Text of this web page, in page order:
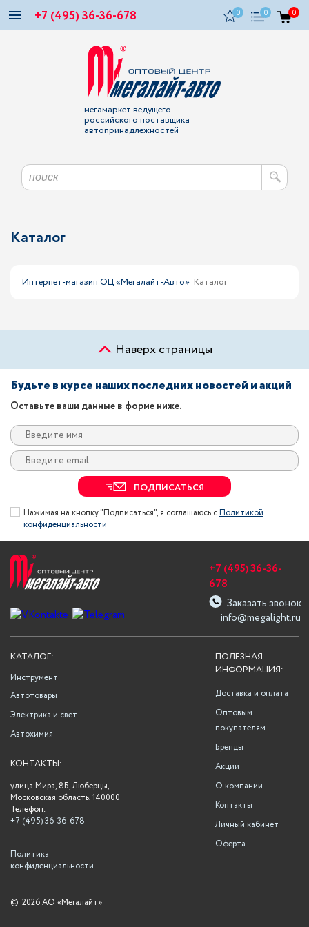
+7 (495) 36-36-678 0 0 0
мегамаркет ведущего
российского поставщика
автопринадлежностей
Каталог
Интернет-магазин ОЦ «Мегалайт-Авто» Каталог
Наверх страницы
Будьте в курсе наших последних новостей и акций
Оставьте ваши данные в форме ниже.
ПОДПИСАТЬСЯ
Нажимая на кнопку "Подписаться", я соглашаюсь сПолитикой
конфиденциальности
info@megalight.ru
+7 (495) 36-36-
678
Заказать звонок
ПОЛЕЗНАЯ
ИНФОРМАЦИЯ:
Доставка и оплата
Оптовым
покупателям
Бренды
Акции
О компании
Контакты
Личный кабинет
Оферта
КАТАЛОГ:
Инструмент
Автотовары
Электрика и свет
Автохимия
КОНТАКТЫ:
улица Мира, 8Б, Люберцы,
Московская область, 140000
Телефон:
+7 (495) 36-36-678
Политика
конфиденциальности
© 2026 АО «Мегалайт»